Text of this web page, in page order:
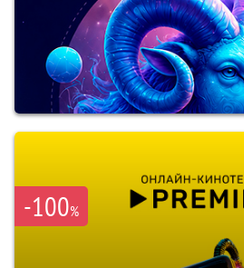
-100%